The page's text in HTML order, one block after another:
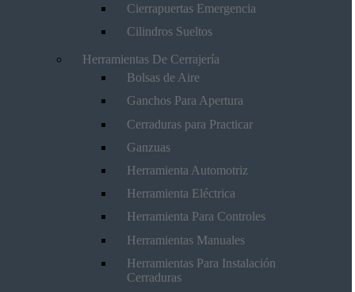
Cierrapuertas Emergencia
Cilindros Sueltos
Herramientas De Cerrajería
Bolsas de Aire
Ganchos Para Apertura
Cerraduras para Practicar
Ganzuas
Herramienta Automotriz
Herramienta Eléctrica
Herramienta Para Controles
Herramientas Manuales
Herramientas Para Instalación
Cerraduras